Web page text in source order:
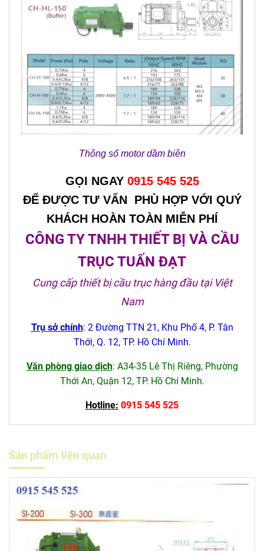
Thông số motor dầm biên
GỌI NGAY 0915 545 525
ĐỂ ĐƯỢC TƯ VẤN PHÙ HỢP VỚI QUÝ
KHÁCH HOÀN TOÀN MIỄN PHÍ
CÔNG TY TNHH THIẾT BỊ VÀ CẦU
TRỤC TUẤN ĐẠT
Cung cấp thiết bị cầu trục hàng đầu tại Việt
Nam
Trụ sở chính: 2 Đường TTN 21, Khu Phố 4, P. Tân
Thới, Q. 12, TP. Hồ Chí Minh.
Văn phòng giao dịch: A34-35 Lê Thị Riêng, Phường
Thới An, Quận 12, TP. Hồ Chí Minh.
Hotline: 0915 545 525
Sản phẩm liên quan